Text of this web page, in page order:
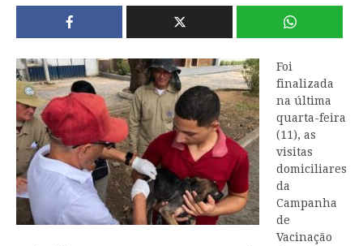
Foi
finalizada
na última
quarta-feira
(11), as
visitas
domiciliares
da
Campanha
de
Vacinação